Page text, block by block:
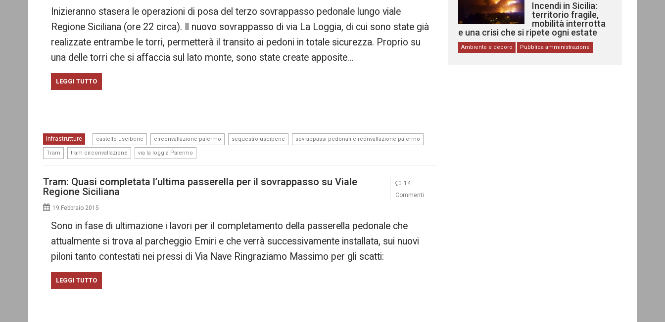
Inizieranno stasera le operazioni di posa del terzo sovrappasso pedonale lungo viale
Regione Siciliana (ore 22 circa). Il nuovo sovrappasso di via La Loggia, di cui sono state già
realizzate entrambe le torri, permetterà il transito ai pedoni in totale sicurezza. Proprio su
una delle torri che si affaccia sul lato monte, sono state create apposite…
LEGGI TUTTO
Infrastrutture castello uscibene circonvallazione palermo sequestro uscibene sovrappassi pedonali circonvallazione palermo
Tram tram circonvallazione via la loggia Palermo
Tram: Quasi completata l’ultima passerella per il sovrappasso su Viale
Regione Siciliana
19 Febbraio 2015
Sono in fase di ultimazione i lavori per il completamento della passerella pedonale che
attualmente si trova al parcheggio Emiri e che verrà successivamente installata, sui nuovi
piloni tanto contestati nei pressi di Via Nave Ringraziamo Massimo per gli scatti:
LEGGI TUTTO
14
Commenti
Incendi in Sicilia:
territorio fragile,
mobilità interrotta
e una crisi che si ripete ogni estate
Ambiente e decoro Pubblica amministrazione